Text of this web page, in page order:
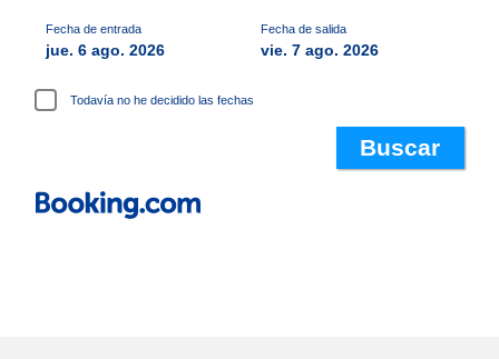
Fecha de entrada
jue. 6 ago. 2026
Fecha de salida
vie. 7 ago. 2026
Todavía no he decidido las fechas